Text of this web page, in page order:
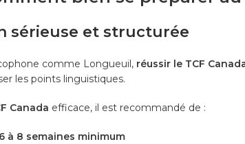
sérieuse et structurée
comme Longueuil, réussir le TCF
les points linguistiques.
Canada efficace, il est recommandé de :
6 à 8 semaines minimum